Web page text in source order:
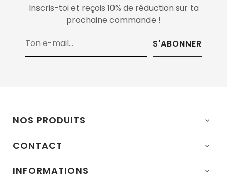
Inscris-toi et reçois 10% de réduction sur ta
prochaine commande !
S'ABONNER
NOS PRODUITS 
CONTACT 
INFORMATIONS 